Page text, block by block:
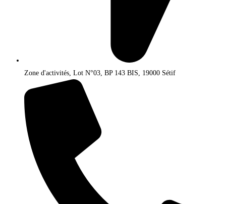
Zone d'activités, Lot N°03, BP 143 BIS, 19000 Sétif